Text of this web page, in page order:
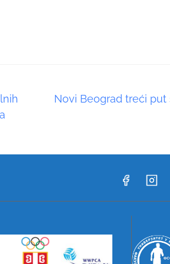
Novi Beograd treći put